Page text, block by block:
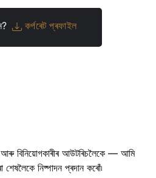
কৰ্পৰেট প্ৰফাইল
বিনিয়োগকাৰীৰ আউটৰিচলৈকে — আমি
নিষ্পাদন প্ৰদান কৰোঁ৷